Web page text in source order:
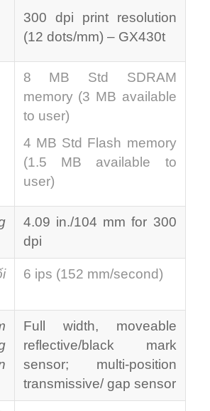
300 dpi print resolution
(12 dots/mm) – GX430t
8 MB Std SDRAM
memory (3 MB available
to user)
4 MB Std Flash memory
(1.5 MB available to
user)
4.09 in./104 mm for 300
dpi
6 ips (152 mm/second)
Full width, moveable
reflective/black mark
sensor; multi-position
transmissive/ gap sensor